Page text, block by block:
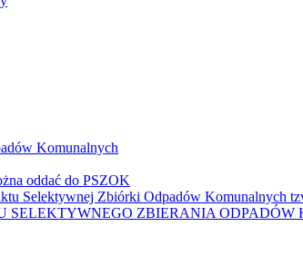
Komunalnych
oddać do PSZOK
Selektywnej Zbiórki Odpadów Komunalnych
SELEKTYWNEGO ZBIERANIA